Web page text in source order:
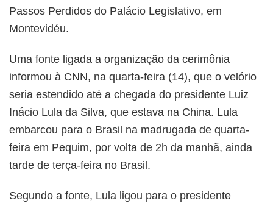
Passos Perdidos do Palácio Legislativo, em
Montevidéu.
Uma fonte ligada a organização da cerimônia
informou à CNN, na quarta-feira (14), que o velório
seria estendido até a chegada do presidente Luiz
Inácio Lula da Silva, que estava na China. Lula
embarcou para o Brasil na madrugada de quarta-
feira em Pequim, por volta de 2h da manhã, ainda
tarde de terça-feira no Brasil.
Segundo a fonte, Lula ligou para o presidente